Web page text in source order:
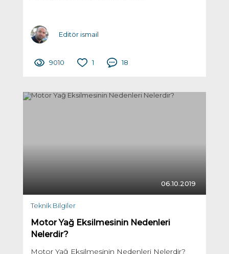
Editör ismail
9010 1 18
06.10.2019
Teknik Bilgiler
Motor Yağ Eksilmesinin Nedenleri
Nelerdir?
Motor Yağ Eksilmesinin Nedenleri Nelerdir?